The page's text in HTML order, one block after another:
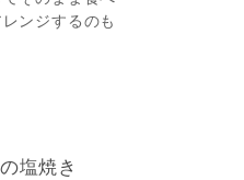
ンジするのも
塩焼き